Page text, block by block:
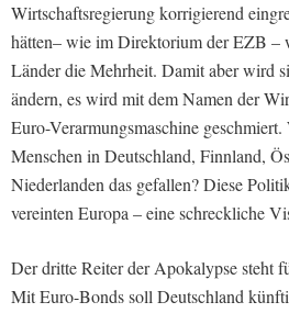
Wirtschaftsregierung korrigierend
hätten– wie im Direktorium der EZB –
Länder die Mehrheit. Damit aber wird
ändern, es wird mit dem Namen der
Euro-Verarmungsmaschine
Menschen in Deutschland, Finnland,
Niederlanden das gefallen? Diese
vereinten Europa – eine schreckliche
Der dritte Reiter der Apokalypse steht
Mit Euro-Bonds soll Deutschland